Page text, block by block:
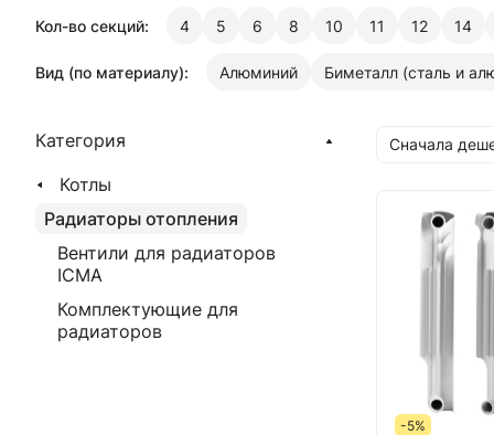
Кол-во секций: 4 5 6 8 10 11 12 14
Вид (по материалу): Алюминий Биметалл (сталь и
Сначала
-5%
Категория
Котлы
Радиаторы отопления
Вентили для радиаторов
ICMA
Комплектующие для
радиаторов